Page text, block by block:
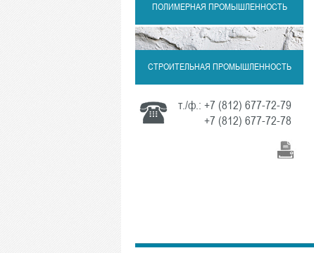
ПОЛИМЕРНАЯ ПРОМЫШЛЕННОСТЬ
СТРОИТЕЛЬНАЯ ПРОМЫШЛЕННОСТЬ
т./ф.: +7 (812) 677-72-79
+7 (812) 677-72-78